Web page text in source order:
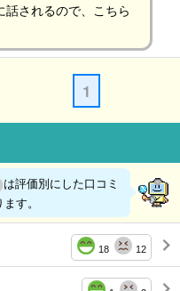
されるので、こちら
1
は評価別にした口コミ
す。
18 12